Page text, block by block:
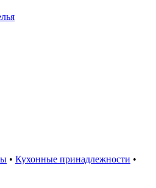
• Кухонные принадлежности •